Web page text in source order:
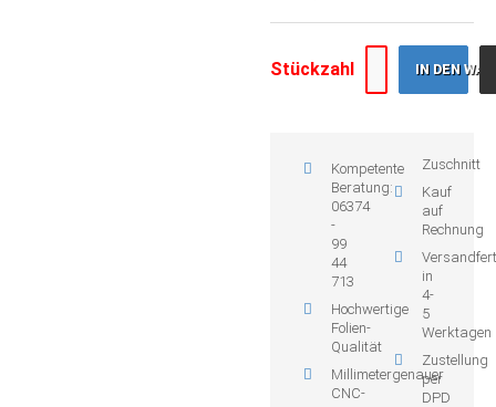
Stückzahl IN DEN
Kompetente
Beratung:
06374
-
99
44
713
Hochwertige
Folien-
Qualität
Millimetergenauer
CNC-
Zuschnitt
Kauf
auf
Rechnung
in
4-
5
Werktagen
Zustellung
per
DPD